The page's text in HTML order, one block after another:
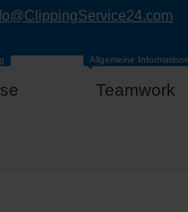
Teamwork
Allgemeine